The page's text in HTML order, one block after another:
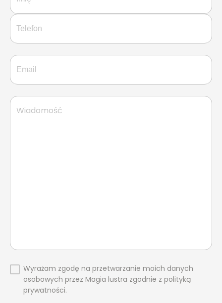
Wyrażam zgodę na przetwarzanie moich danych
osobowych przez Magia lustra zgodnie z polityką
prywatności.